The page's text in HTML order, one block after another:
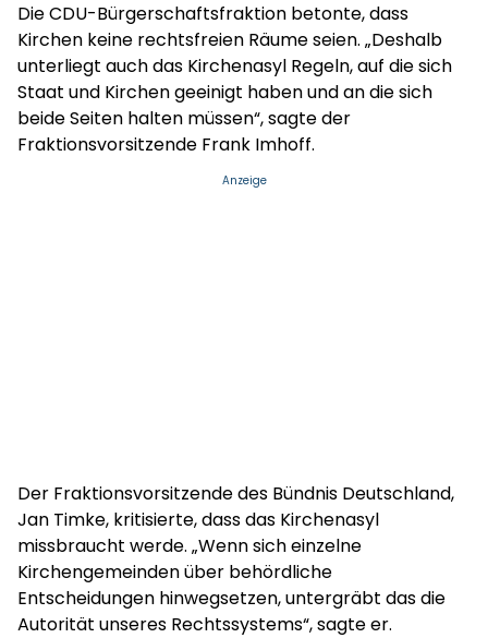
Die CDU-Bürgerschaftsfraktion betonte, dass
Kirchen keine rechtsfreien Räume seien. „Deshalb
unterliegt auch das Kirchenasyl Regeln, auf die sich
Staat und Kirchen geeinigt haben und an die sich
beide Seiten halten müssen“, sagte der
Fraktionsvorsitzende Frank Imhoff.
Anzeige
Der Fraktionsvorsitzende des Bündnis Deutschland,
Jan Timke, kritisierte, dass das Kirchenasyl
missbraucht werde. „Wenn sich einzelne
Kirchengemeinden über behördliche
Entscheidungen hinwegsetzen, untergräbt das die
Autorität unseres Rechtssystems“, sagte er.